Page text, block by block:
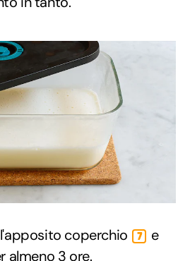
coperchio 7
e
almeno 3 ore.